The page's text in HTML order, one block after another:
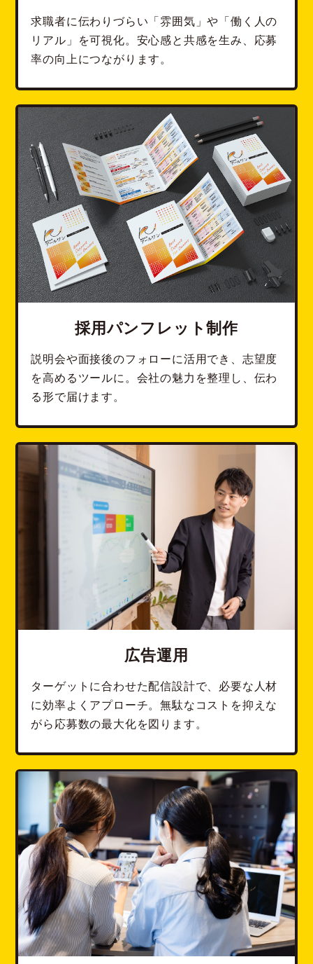
求職者に伝わりづらい「雰囲気」や「働く人の
リアル」を可視化。 安心感と共感を生み、応募
率の向上につながります。
採用パンフレット制作
説明会や面接後のフォローに活用でき、志望度
を高めるツールに。会社の魅力を整理し、伝わ
る形で届けます。
広告運用
ターゲットに合わせた配信設計で、必要な人材
に効率よくアプローチ。無駄なコストを抑えな
がら応募数の最大化を図ります。